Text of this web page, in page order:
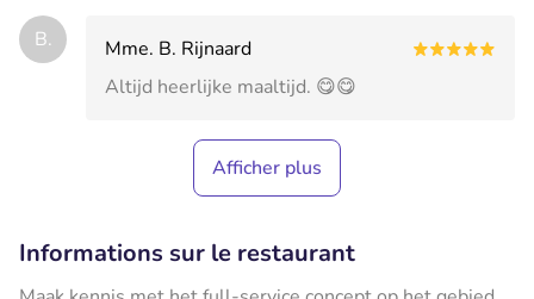
B.
Mme. B. Rijnaard
Altijd heerlijke maaltijd. 😋😋
Afficher plus
Informations sur le restaurant